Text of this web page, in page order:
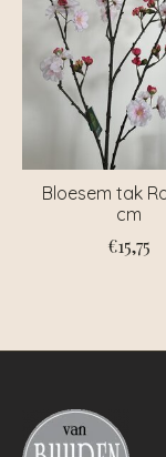
Bloesem tak
cm
€15,75